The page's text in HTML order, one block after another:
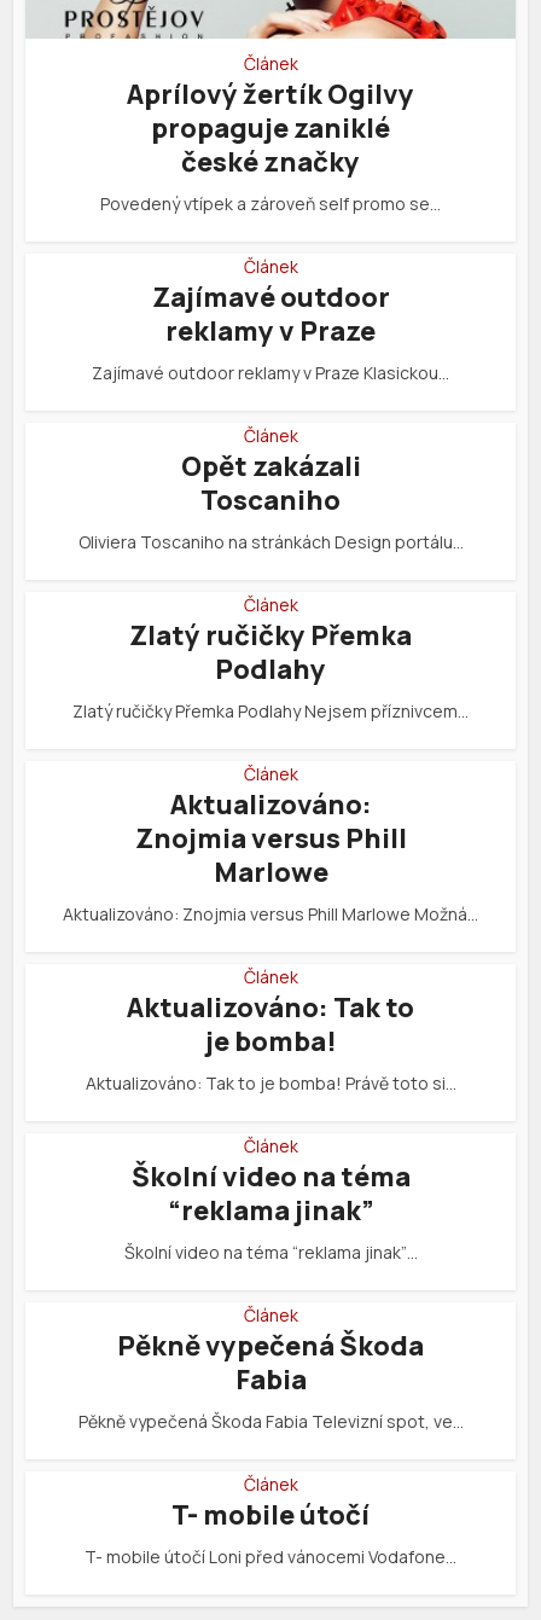
Článek
Aprílový žertík Ogilvy
propaguje zaniklé
české značky
Povedený vtípek a zároveň self promo se…
Článek
Zajímavé outdoor
reklamy v Praze
Zajímavé outdoor reklamy v Praze Klasickou…
Článek
Opět zakázali
Toscaniho
Oliviera Toscaniho na stránkách Design portálu…
Článek
Zlatý ručičky Přemka
Podlahy
Zlatý ručičky Přemka Podlahy Nejsem příznivcem…
Článek
Aktualizováno:
Znojmia versus Phill
Marlowe
Aktualizováno: Znojmia versus Phill Marlowe Možná…
Článek
Aktualizováno: Tak to
je bomba!
Aktualizováno: Tak to je bomba! Právě toto si…
Článek
Školní video na téma
“reklama jinak”
Školní video na téma “reklama jinak”…
Článek
Pěkně vypečená Škoda
Fabia
Pěkně vypečená Škoda Fabia Televizní spot, ve…
Článek
T- mobile útočí
T- mobile útočí Loni před vánocemi Vodafone…